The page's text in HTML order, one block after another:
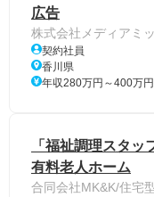
広告
株式会社メディアミ
契約社員
香川県
年収280万円～400万円
「福祉調理スタ
有料老人ホーム
合同会社MK&K/住宅